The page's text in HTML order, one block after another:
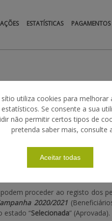
ESTATÍSTICAS PAGAMENTOS
- PEDIDOS DE
de COVID-19 e de
proceder ao registo dos
2020/2021
estado “Selecionada” (Aprovada).
sítio utiliza cookies para melhorar
Se consente a sua
não permitir certos tipos de
pretenda saber mais, consulte
Aceitar todas